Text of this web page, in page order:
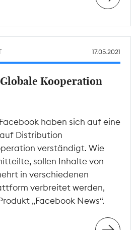
17.05.2021
Kooperation
haben sich auf eine
Distribution
verständigt. Wie
sollen Inhalte von
in verschiedenen
verbreitet werden,
„Facebook News“.